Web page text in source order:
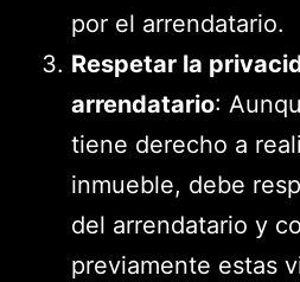
por el arrendatario.
Respetar la
arrendatario:
tiene derecho a
inmueble, debe
del arrendatario y
previamente estas